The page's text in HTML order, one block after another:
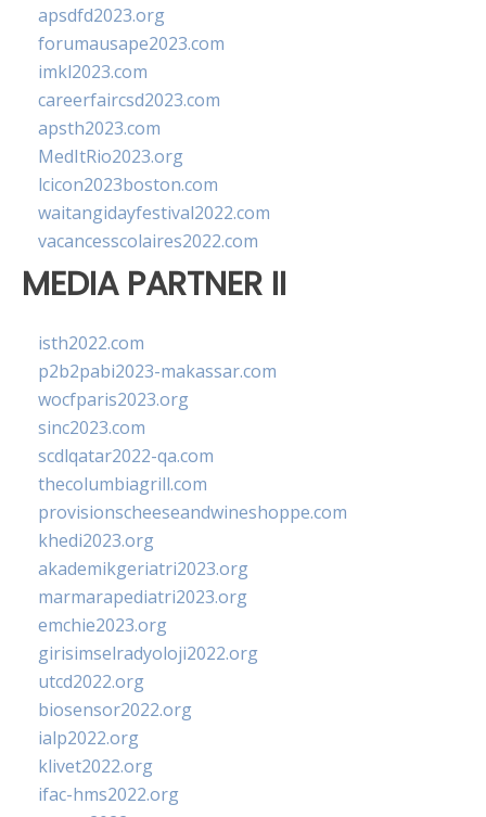
apsdfd2023.org
forumausape2023.com
imkl2023.com
careerfaircsd2023.com
apsth2023.com
MedItRio2023.org
lcicon2023boston.com
waitangidayfestival2022.com
vacancesscolaires2022.com
MEDIA PARTNER II
isth2022.com
p2b2pabi2023-makassar.com
wocfparis2023.org
sinc2023.com
scdlqatar2022-qa.com
thecolumbiagrill.com
provisionscheeseandwineshoppe.com
khedi2023.org
akademikgeriatri2023.org
marmarapediatri2023.org
emchie2023.org
girisimselradyoloji2022.org
utcd2022.org
biosensor2022.org
ialp2022.org
klivet2022.org
ifac-hms2022.org